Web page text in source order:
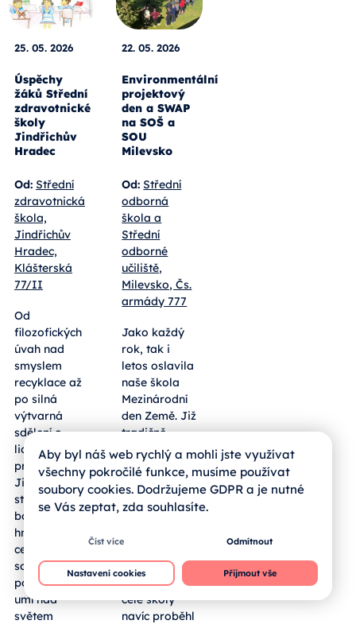
25. 05. 2026
Úspěchy
žáků Střední
zdravotnické
školy
Jindřichův
Hradec
Od: Střední
zdravotnická
škola,
Jindřichův
Hradec,
Klášterská
77/II
Od
filozofických
úvah nad
smyslem
recyklace až
po silná
výtvarná
sdělení o
lidských
právech.
Jihočeští
středoškoláci
bodovali
hned ve dvou
celostátních
soutěžích a
potvrdili, že
umí nad
světem
22. 05. 2026
Environmentální
projektový
den a SWAP
na SOŠ a
SOU
Milevsko
Od: Střední
odborná
škola a
Střední
odborné
učiliště,
Milevsko, Čs.
armády 777
Jako každý
rok, tak i
letos oslavila
naše škola
Mezinárodní
den Země. Již
tradičně
vyrazili naši
žáci prvních
ročníků dne
13. 4. 2026 do
přírody, kde
odpadky. V
letošním roce
ale v rámci
celé školy
navíc proběhl
Aby byl náš web rychlý a mohli jste využívat
všechny pokročilé funkce, musíme používat
soubory cookies. Dodržujeme GDPR a je nutné
se Vás zeptat, zda souhlasíte.
Číst více Odmítnout
Nastavení cookies Přijmout vše